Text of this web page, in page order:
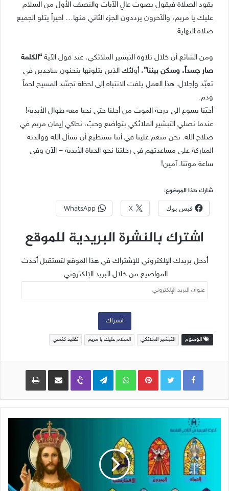
يقود الصلاة فيقول بصوت عالٍ الآيات والنصف الأول من السلام
عليك يا مريم، والآخرون يرددون الجزء الثاني منها… اخيراً يتلو الجميع
صلاة النهاية.
ومن الشائع أن خلال تلاوة التبشير الملائكي، عند قول الآية “الكلمة
صار جسداً، وسكن بيننا”، أولئك الذين يتلونها ينحنون ساجدين في
تعبّد وإجلال. هذا العمل يلفت الانتباه إلى لحظة تجسّد المسيح لحماً
ودم.
أحبّنا يسوع الى درجة الموت من أجلنا حتى نحيا معه طوال الأبدية!
عندما نصلي التبشير الملائكي بتواضع وحبّ، نحاكي إيمان مريم في
صلاح الله. نحن منعم علينا في أننا نستطيع أن نسأل الله ووالدته
المباركة على مساعدتهم في رحلتنا نحو الحياة الأبدية – الآن وفي
ساعة موتنا. آمين!
شارك هذا الموضوع:
فيس بوك X
WhatsApp
اشترك بالنشرة البريدية للموقع
أدخل بريدك الإلكتروني للإشتراك في هذا الموقع لتستقبل أحدث
المواضيع من خلال البريد الإلكتروني.
عنوان
البريد
اشتراك
الوسوم التبشير الملائكي السلام عليك يا مريم تقليد كنسي
Pinterest
WhatsApp
Telegram
Viber مشاركة عبر البريد طباعة